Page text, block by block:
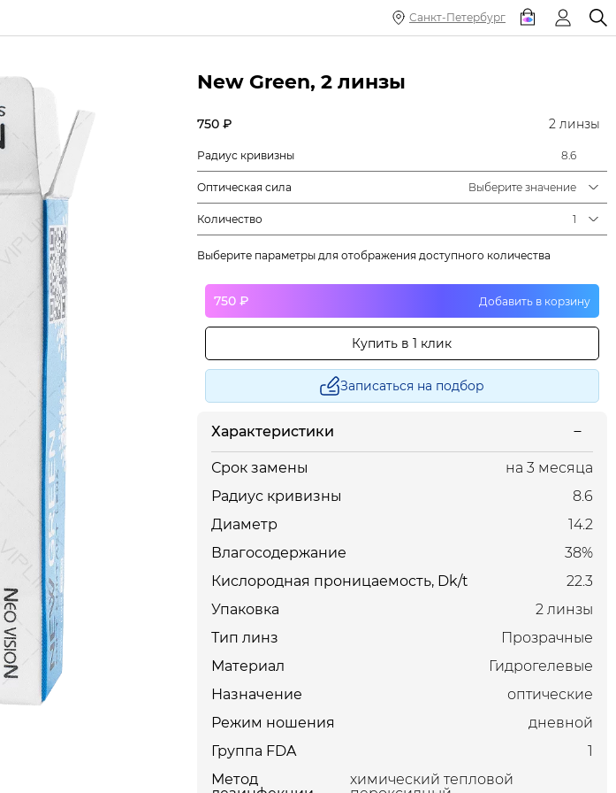
Санкт-Петербург
New Green, 2 линзы
750 ₽ 2 линзы
Радиус кривизны 8.6
Оптическая сила Выберите значение
Количество 1
Выберите параметры для отображения доступного количества
750 ₽ Добавить в корзину
Купить в 1 клик
Записаться на подбор
Характеристики
Срок замены
на 3 месяца
Радиус кривизны
8.6
Диаметр
14.2
Влагосодержание
38%
Кислородная проницаемость, Dk/t
22.3
Упаковка
2 линзы
Тип линз
Прозрачные
Материал
Гидрогелевые
Назначение
оптические
Режим ношения
дневной
Группа FDA
1
Метод
химический тепловой